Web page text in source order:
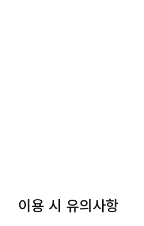
이용 시 유의사항